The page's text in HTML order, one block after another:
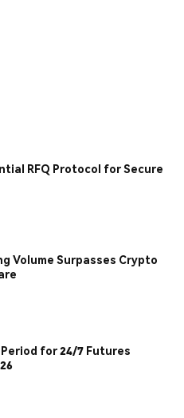
RFQ Protocol for Secure
Volume Surpasses Crypto
for 24/7 Futures